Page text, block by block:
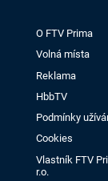
O FTV Prima
Volná místa
Reklama
HbbTV
Podmínky
Cookies
Vlastník FTV
r.o.